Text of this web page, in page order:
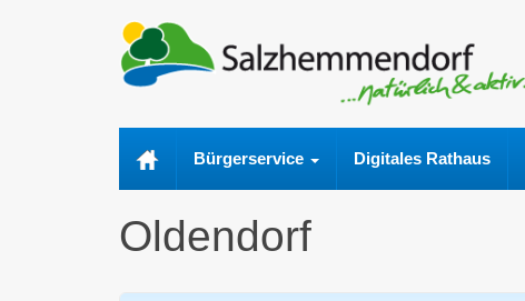
Bürgerservice Digitales Rathaus
Oldendorf